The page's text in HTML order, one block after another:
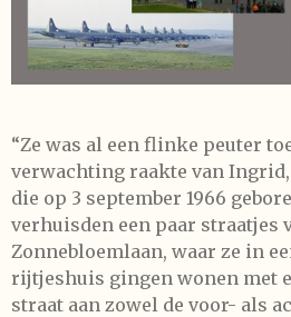
“Ze was al een flinke peuter
verwachting raakte van Ingrid,
die op 3 september 1966
verhuisden een paar straatjes
Zonnebloemlaan, waar ze in
rijtjeshuis gingen wonen met
straat aan zowel de voor- als